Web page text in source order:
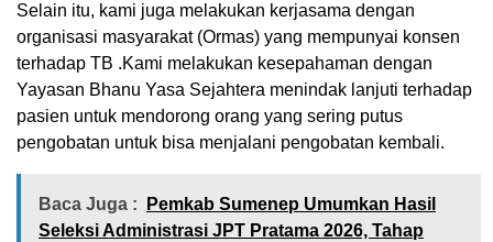
Selain itu, kami juga melakukan kerjasama dengan
organisasi masyarakat (Ormas) yang mempunyai konsen
terhadap TB .Kami melakukan kesepahaman dengan
Yayasan Bhanu Yasa Sejahtera menindak lanjuti terhadap
pasien untuk mendorong orang yang sering putus
pengobatan untuk bisa menjalani pengobatan kembali.
Baca Juga :
Pemkab Sumenep Umumkan Hasil
Seleksi Administrasi JPT Pratama 2026, Tahap